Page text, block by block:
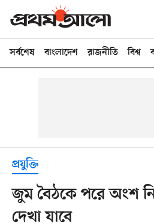
সর্বশেষ বাংলাদেশ রাজনীতি বিশ্ব
প্রযুক্তি
জুম বৈঠকে পরে অংশ
দেখা যাবে